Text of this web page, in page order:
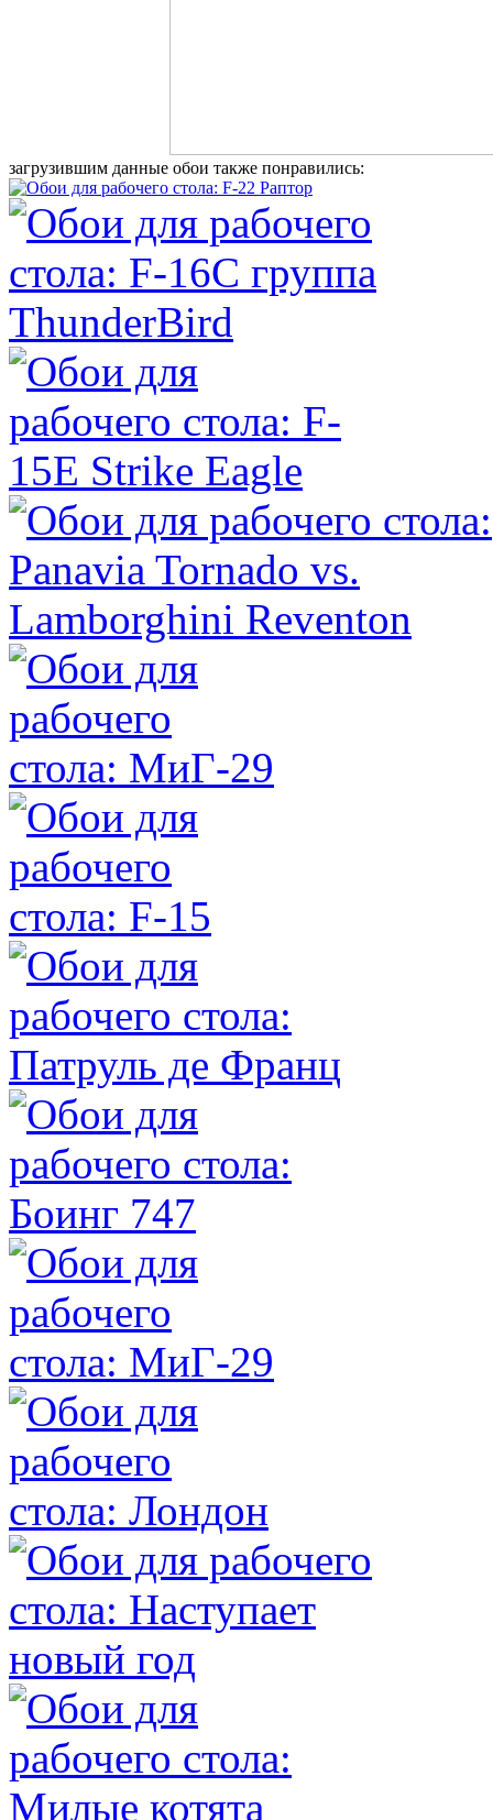
загрузившим данные обои также понравились: